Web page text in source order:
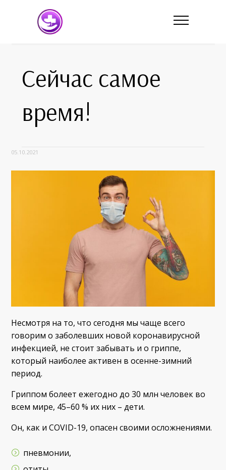
Сейчас самое
время!
05.10.2021
Несмотря на то, что сегодня мы чаще всего
говорим о заболевших новой коронавирусной
инфекцией, не стоит забывать и о гриппе,
который наиболее активен в осенне-зимний
период.
Гриппом болеет ежегодно до 30 млн человек во
всем мире, 45–60 % их них – дети.
Он, как и COVID-19, опасен своими осложнениями.
пневмонии,